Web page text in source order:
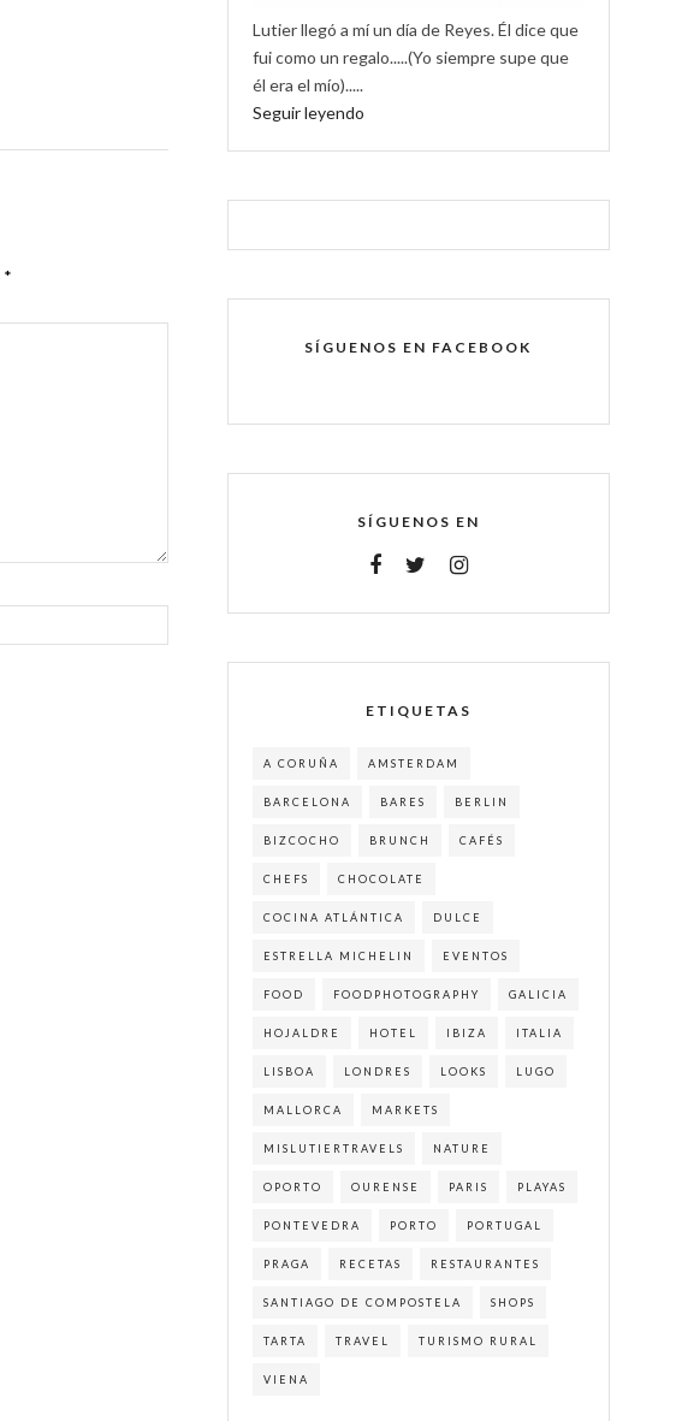
*
Lutier llegó a mí un día de Reyes. Él dice que
fui como un regalo.....(Yo siempre supe que
él era el mío).....
Seguir leyendo
SÍGUENOS EN FACEBOOK
SÍGUENOS EN
ETIQUETAS
A CORUÑA AMSTERDAM
BARCELONA BARES BERLIN
BIZCOCHO BRUNCH CAFÉS
CHEFS CHOCOLATE
COCINA ATLÁNTICA DULCE
ESTRELLA MICHELIN EVENTOS
FOOD FOODPHOTOGRAPHY GALICIA
HOJALDRE HOTEL IBIZA ITALIA
LISBOA LONDRES LOOKS LUGO
MALLORCA MARKETS
MISLUTIERTRAVELS NATURE
OPORTO OURENSE PARIS PLAYAS
PONTEVEDRA PORTO PORTUGAL
PRAGA RECETAS RESTAURANTES
SANTIAGO DE COMPOSTELA SHOPS
TARTA TRAVEL TURISMO RURAL
VIENA